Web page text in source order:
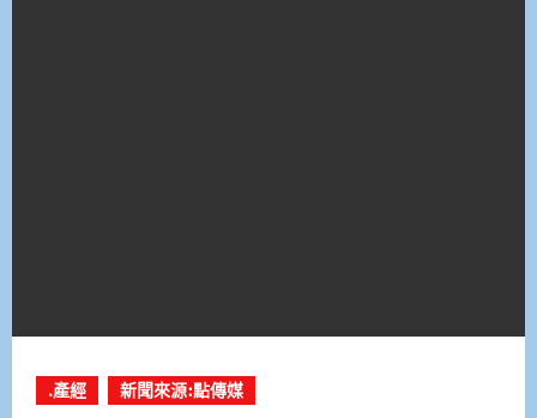
.產經 新聞來源:點傳媒